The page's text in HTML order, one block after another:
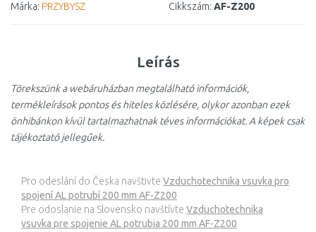
Márka: PRZYBYSZ Cikkszám: AF-Z200
Leírás
Törekszünk a webáruházban megtalálható információk,
termékleírások pontos és hiteles közlésére, olykor azonban ezek
önhibánkon kívül tartalmazhatnak téves információkat. A képek csak
tájékoztató jellegűek.
Pro odeslání do Česka navštivte Vzduchotechnika vsuvka pro
spojení AL potrubí 200 mm AF-Z200
Pre odoslanie na Slovensko navštívte Vzduchotechnika
vsuvka pre spojenie AL potrubia 200 mm AF-Z200